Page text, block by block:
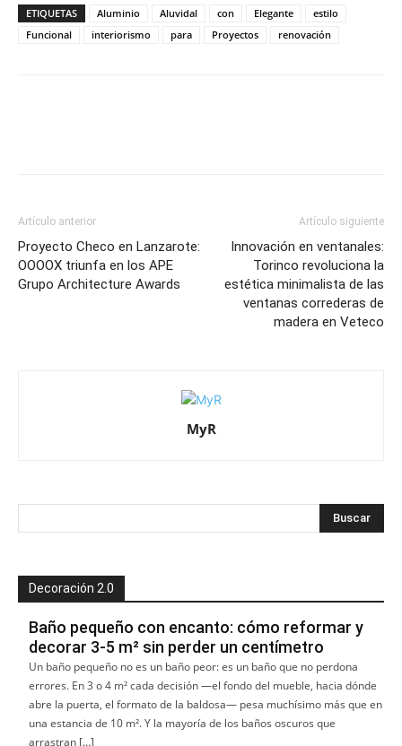
ETIQUETAS Aluminio Aluvidal con Elegante
estilo
Funcional
interiorismo para Proyectos renovación
Artículo anterior
Proyecto Checo en Lanzarote:
OOOOX triunfa en los APE
Grupo Architecture Awards
Artículo siguiente
Innovación en ventanales:
Torinco revoluciona la
estética minimalista de las
ventanas correderas de
madera en Veteco
MyR
Decoración 2.0
Baño pequeño con encanto: cómo reformar y
decorar 3-5 m² sin perder un centímetro
Un baño pequeño no es un baño peor: es un baño que no perdona
errores. En 3 o 4 m² cada decisión —el fondo del mueble, hacia dónde
abre la puerta, el formato de la baldosa— pesa muchísimo más que en
una estancia de 10 m². Y la mayoría de los baños oscuros que
arrastran […]